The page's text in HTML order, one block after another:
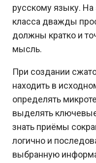
русскому языку.
класса дважды
должны кратко и
мысль.
При создании
находить в
определять
выделять
знать приёмы
логично и
выбранную